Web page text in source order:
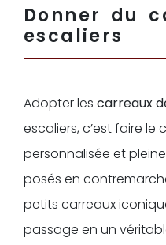
Donner du
escaliers
Adopter les carreaux
escaliers, c’est faire le
personnalisée et
posés en
petits carreaux
passage en un